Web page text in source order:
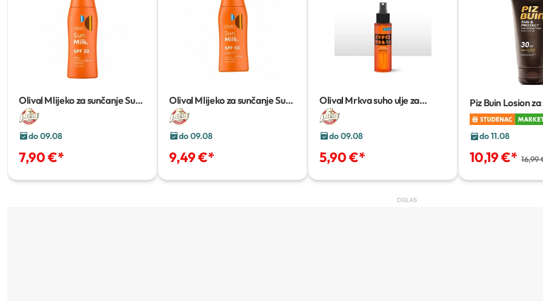
Olival Mlijeko za sunčanje Sun
milk spf30
do 09.08
7,90 €*
Olival Mlijeko za sunčanje Sun
milk spf50
do 09.08
9,49 €*
Olival Mrkva suho ulje za
ubrzano tamnjenje sun super
100ml
do 09.08
5,90 €*
Piz Buin Losion
ml
do 11.08
10,19 €* 16,99
OGLAS